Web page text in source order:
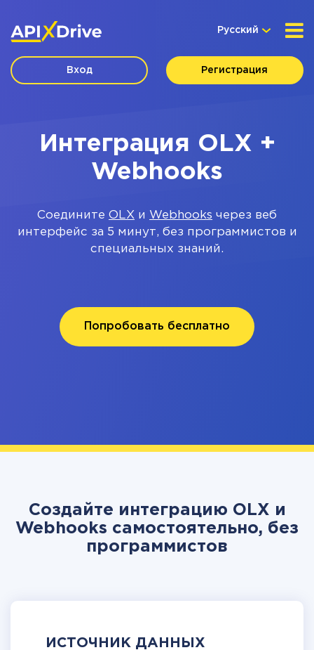
Русский
Вход Регистрация
Интеграция OLX +
Webhooks
Соедините OLX и Webhooks через веб
интерфейс за 5 минут, без программистов и
специальных знаний.
Попробовать бесплатно
Создайте интеграцию OLX и
Webhooks самостоятельно, без
программистов
ИСТОЧНИК ДАННЫХ